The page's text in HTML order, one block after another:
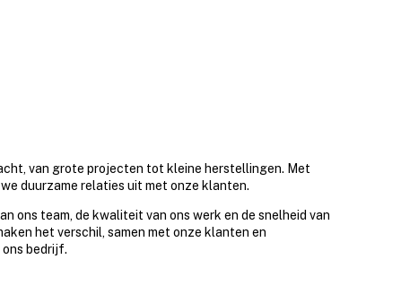
van grote projecten tot kleine herstellingen. Met
duurzame relaties uit met onze klanten.
ons team, de kwaliteit van ons werk en de snelheid van
het verschil, samen met onze klanten en
ons bedrijf.